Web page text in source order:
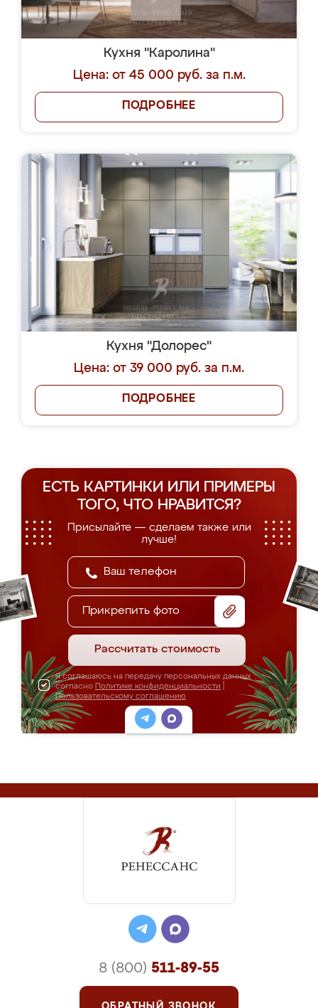
Кухня "Каролина"
Цена: от 45 000 руб. за п.м.
ПОДРОБНЕЕ
Кухня "Долорес"
Цена: от 39 000 руб. за п.м.
ПОДРОБНЕЕ
ЕСТЬ КАРТИНКИ ИЛИ ПРИМЕРЫ
ТОГО, ЧТО НРАВИТСЯ?
Присылайте — сделаем также или
лучше!
Прикрепить фото
Рассчитать стоимость
Я соглашаюсь на передачу персональных данных
согласно Политике конфиденциальности
Пользовательскому соглашению
8 (800) 511-89-55